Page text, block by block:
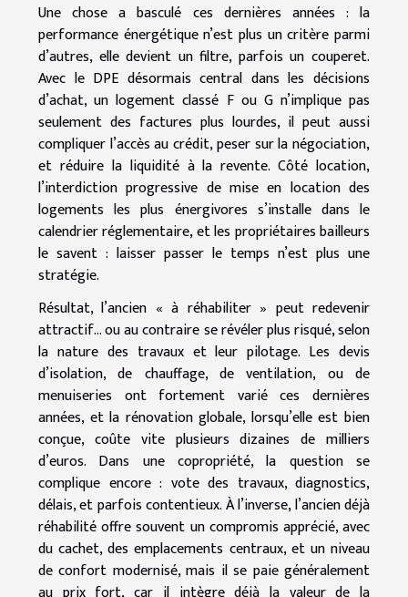
Une chose a basculé ces dernières années : la
performance énergétique n’est plus un critère parmi
d’autres, elle devient un filtre, parfois un couperet.
Avec le DPE désormais central dans les décisions
d’achat, un logement classé F ou G n’implique pas
seulement des factures plus lourdes, il peut aussi
compliquer l’accès au crédit, peser sur la négociation,
et réduire la liquidité à la revente. Côté location,
l’interdiction progressive de mise en location des
logements les plus énergivores s’installe dans le
calendrier réglementaire, et les propriétaires bailleurs
le savent : laisser passer le temps n’est plus une
stratégie.
Résultat, l’ancien « à réhabiliter » peut redevenir
attractif… ou au contraire se révéler plus risqué, selon
la nature des travaux et leur pilotage. Les devis
d’isolation, de chauffage, de ventilation, ou de
menuiseries ont fortement varié ces dernières
années, et la rénovation globale, lorsqu’elle est bien
conçue, coûte vite plusieurs dizaines de milliers
d’euros. Dans une copropriété, la question se
complique encore : vote des travaux, diagnostics,
délais, et parfois contentieux. À l’inverse, l’ancien déjà
réhabilité offre souvent un compromis apprécié, avec
du cachet, des emplacements centraux, et un niveau
de confort modernisé, mais il se paie généralement